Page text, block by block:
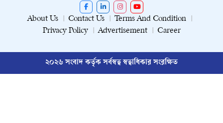
About Us Contact Us
Terms And Condition
Privacy Policy
Advertisement Career
২০২৬ সংবাদ কর্তৃক সর্বস্বত্ব স্বত্বাধিকার সংরক্ষিত